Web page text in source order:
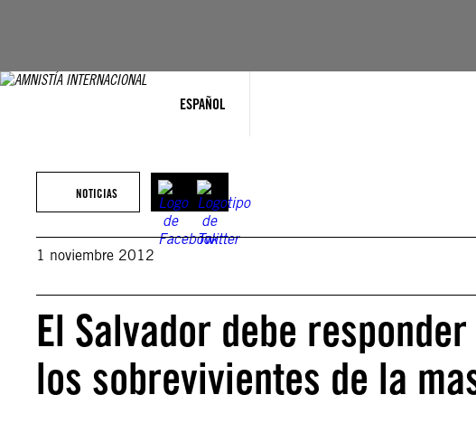
ESPAÑOL
NOTICIAS
1 noviembre 2012
El Salvador debe
los sobrevivientes de la